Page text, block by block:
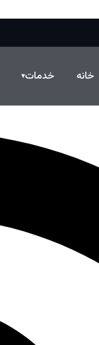
خانه خدمات▾